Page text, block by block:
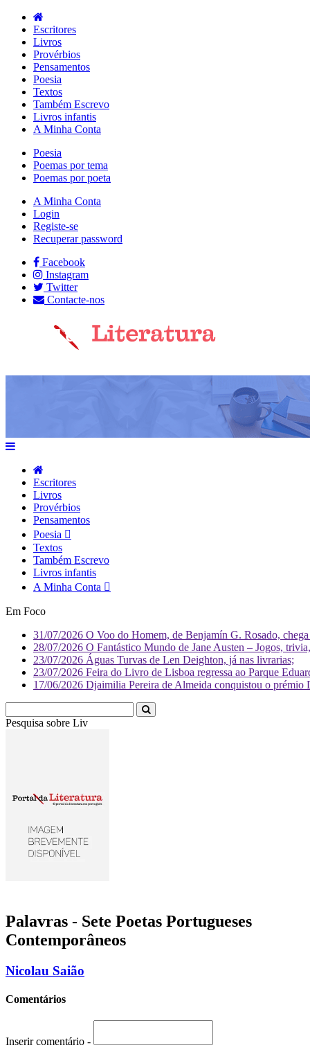
Escritores
Livros
Provérbios
Pensamentos
Poesia
Textos
Também Escrevo
Livros infantis
A Minha Conta
Poesia
Poemas por tema
Poemas por poeta
A Minha Conta
Login
Registe-se
Recuperar password
Facebook
Instagram
Twitter
Contacte-nos
Escritores
Livros
Provérbios
Pensamentos
Poesia
Textos
Também Escrevo
Livros infantis
A Minha Conta
Em Foco
31/07/2026 O Voo do Homem, de Benjamín G. Rosado,
28/07/2026 O Fantástico Mundo de Jane Austen – Jogos,
23/07/2026 Águas Turvas de Len Deighton, já nas livrarias;
23/07/2026 Feira do Livro de Lisboa regressa ao Parque
17/06/2026 Djaimilia Pereira de Almeida conquistou o
Pesquisa sobre Literatura
Palavras - Sete Poetas Portugueses
Contemporâneos
Nicolau Saião
Comentários
Inserir comentário -